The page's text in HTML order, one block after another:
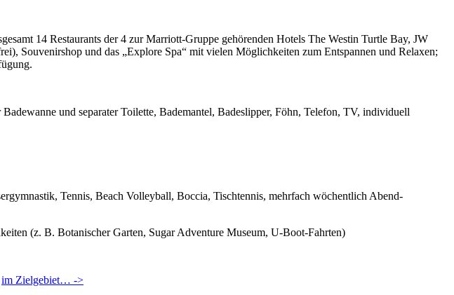
14 Restaurants der 4 zur Marriott-Gruppe gehörenden Hotels The Westin Turtle Bay, JW
Souvenirshop und das „Explore Spa“ mit vielen Möglichkeiten zum Entspannen und Relaxen;
und separater Toilette, Bademantel, Badeslipper, Föhn, Telefon, TV, individuell
Tennis, Beach Volleyball, Boccia, Tischtennis, mehrfach wöchentlich Abend-
(z. B. Botanischer Garten, Sugar Adventure Museum, U-Boot-Fahrten)
im Zielgebiet… ->